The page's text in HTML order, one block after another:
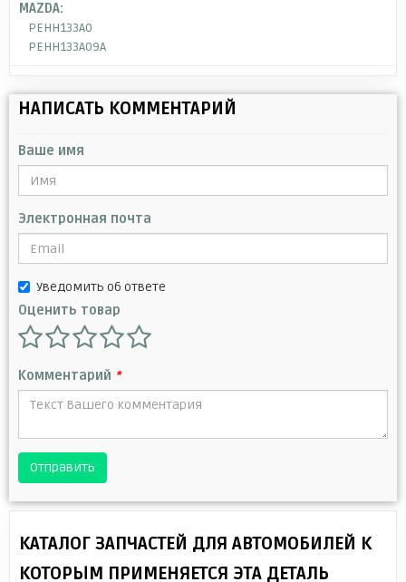
MAZDA:
PEHH133A0
PEHH133A09A
НАПИСАТЬ КОММЕНТАРИЙ
Ваше имя
Электронная почта
Уведомить об ответе
Оценить товар
Комментарий *
Отправить
КАТАЛОГ ЗАПЧАСТЕЙ ДЛЯ АВТОМОБИЛЕЙ К
КОТОРЫМ ПРИМЕНЯЕТСЯ ЭТА ДЕТАЛЬ